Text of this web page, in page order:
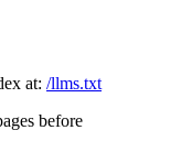
at: /llms.txt
before